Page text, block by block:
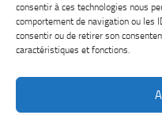
consentir à ces technologies nous
comportement de navigation ou les
consentir ou de retirer son
caractéristiques et fonctions.